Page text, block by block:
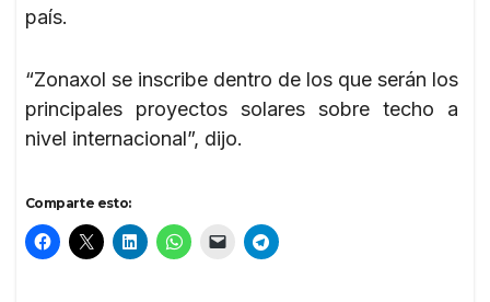
país.
“Zonaxol se inscribe dentro de los que serán los
principales proyectos solares sobre techo a
nivel internacional”, dijo.
Comparte esto: